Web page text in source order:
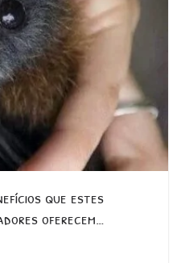
que estes
oferecem…